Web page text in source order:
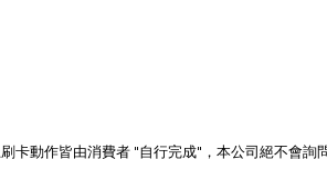
動作皆由消費者 "自行完成"，本公司絕不會詢